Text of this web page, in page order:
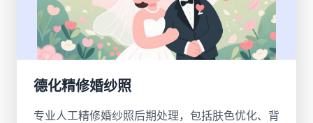
德化精修婚纱照
专业人工精修婚纱照后期处理，包括肤色优化、背